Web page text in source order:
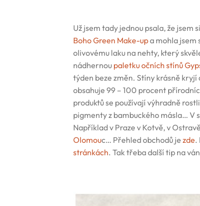
Už jsem tady jednou psala, že
Boho Green Make-upa mohla jsem
olivovému laku na nehty, který
nádhernou paletku očních stínů
týden beze změn. Stíny krásně
obsahuje 99 – 100 procent
produktů se používají výhradně
pigmenty z bambuckého másla… V
Například v Praze v Kotvě, v
Olomouc… Přehled obchodů je zde.
stránkách. Tak třeba další tip na